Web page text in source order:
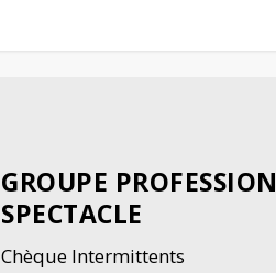
GROUPE PROFESSION
SPECTACLE
Chèque Intermittents